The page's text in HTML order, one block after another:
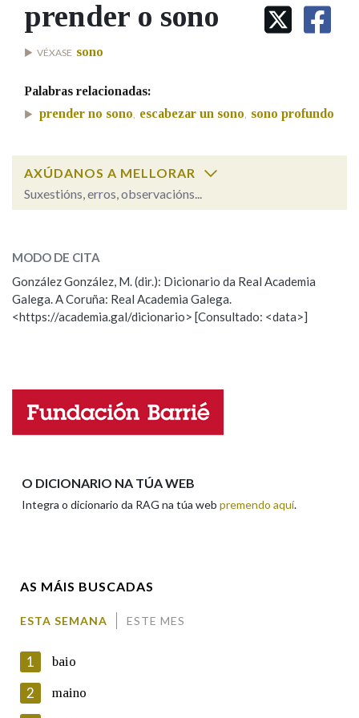
IDENTIDADE CORPORATIVA
MARCIAL DEL ADALID
FIGURAS HOMENAXEADAS
PORTAL DAS PALABRAS
Facebook
TwitterYoutubeInstagram
Bluesky
BUSCAR NOS LEMAS
Comeza por
Remata por
Contén
Nas definicións
Na fraseoloxía
OUTRAS OPCIÓNS DE BUSCA
Marcas gramaticais
prender o sono
VÉXASE sono
Palabras relacionadas:
prender no sono, escabezar un sono, sono profundo
AXÚDANOS A MELLORAR
Suxestións, erros, observacións...
ESCOLLE UNHA OPCIÓN:
Observación Hai un erro na palabra
Propoño mellorar a definición
Nome
MODO DE CITA
González González, M. (dir.): Dicionario da Real Academia
Galega. A Coruña: Real Academia Galega.
<https://academia.gal/dicionario> [Consultado: <data>]
O DICIONARIO NA TÚA WEB
Integra o dicionario da RAG na túa web premendo aquí.
AS MÁIS BUSCADAS
ESTA SEMANA ESTE MES
1 baio
2 maino